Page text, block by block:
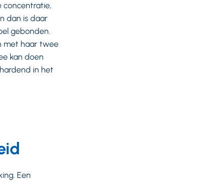
concentratie,
dan is daar
gebonden.
met haar twee
kan doen
in het
Een